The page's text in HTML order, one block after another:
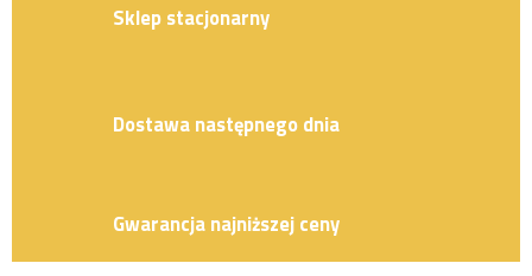
Sklep stacjonarny
Dostawa następnego dnia
Gwarancja najniższej ceny